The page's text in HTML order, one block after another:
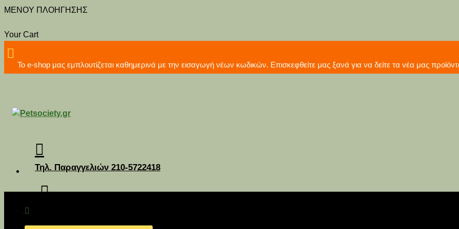
MENOY ΠΛΟΗΓΗΣΗΣ
Your Cart
Το e-shop μας εμπλουτίζεται καθημερινά με την εισαγωγή νέων κωδικών. Επισκεφθείτε μας ξανά για να δείτε
Τηλ. Παραγγελιών 210-5722418